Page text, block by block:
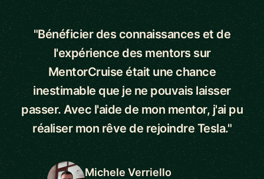
"Bénéficier des connaissances et de
l'expérience des mentors sur
MentorCruise était une chance
inestimable que je ne pouvais laisser
passer. Avec l'aide de mon mentor, j'ai pu
réaliser mon rêve de rejoindre Tesla."
Michele Verriello